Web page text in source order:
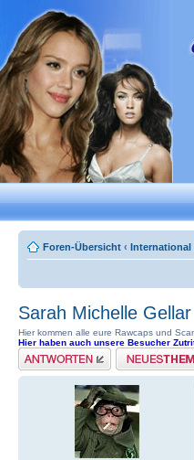
Foren-Übersicht ‹ International
Sarah Michelle
Hier kommen alle eure Rawcaps und
Hier haben auch unsere Besucher
Antwort erstellen Neues Thema